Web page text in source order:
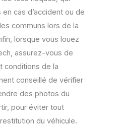
cas d’accident ou de
communs lors de la
lorsque vous louez
assurez-vous de
conditions de la
conseillé de vérifier
des photos du
pour éviter tout
du véhicule.